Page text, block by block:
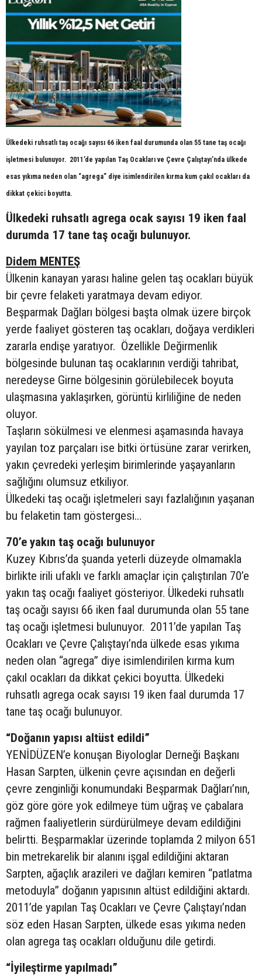
Ülkedeki ruhsatlı taş ocağı sayısı 66 iken faal durumunda olan 55 tane taş ocağı
işletmesi bulunuyor. 2011’de yapılan Taş Ocakları ve Çevre Çalıştayı’nda ülkede
esas yıkıma neden olan “agrega” diye isimlendirilen kırma kum çakıl ocakları da
dikkat çekici boyutta.
Ülkedeki ruhsatlı agrega ocak sayısı 19 iken faal
durumda 17 tane taş ocağı bulunuyor.
Didem MENTEŞ
Ülkenin kanayan yarası haline gelen taş ocakları büyük
bir çevre felaketi yaratmaya devam ediyor.
Beşparmak Dağları bölgesi başta olmak üzere birçok
yerde faaliyet gösteren taş ocakları, doğaya verdikleri
zararla endişe yaratıyor. Özellikle Değirmenlik
bölgesinde bulunan taş ocaklarının verdiği tahribat,
neredeyse Girne bölgesinin görülebilecek boyuta
ulaşmasına yaklaşırken, görüntü kirliliğine de neden
oluyor.
Taşların sökülmesi ve elenmesi aşamasında havaya
yayılan toz parçaları ise bitki örtüsüne zarar verirken,
yakın çevredeki yerleşim birimlerinde yaşayanların
sağlığını olumsuz etkiliyor.
Ülkedeki taş ocağı işletmeleri sayı fazlalığının yaşanan
bu felaketin tam göstergesi…
70’e yakın taş ocağı bulunuyor
Kuzey Kıbrıs’da şuanda yeterli düzeyde olmamakla
birlikte irili ufaklı ve farklı amaçlar için çalıştırılan 70’e
yakın taş ocağı faaliyet gösteriyor. Ülkedeki ruhsatlı
taş ocağı sayısı 66 iken faal durumunda olan 55 tane
taş ocağı işletmesi bulunuyor. 2011’de yapılan Taş
Ocakları ve Çevre Çalıştayı’nda ülkede esas yıkıma
neden olan “agrega” diye isimlendirilen kırma kum
çakıl ocakları da dikkat çekici boyutta. Ülkedeki
ruhsatlı agrega ocak sayısı 19 iken faal durumda 17
tane taş ocağı bulunuyor.
“Doğanın yapısı altüst edildi”
YENİDÜZEN’e konuşan Biyologlar Derneği Başkanı
Hasan Sarpten, ülkenin çevre açısından en değerli
çevre zenginliği konumundaki Beşparmak Dağları’nın,
göz göre göre yok edilmeye tüm uğraş ve çabalara
rağmen faaliyetlerin sürdürülmeye devam edildiğini
belirtti. Beşparmaklar üzerinde toplamda 2 milyon 651
bin metrekarelik bir alanını işgal edildiğini aktaran
Sarpten, ağaçlık arazileri ve dağları kemiren “patlatma
metoduyla” doğanın yapısının altüst edildiğini aktardı.
2011’de yapılan Taş Ocakları ve Çevre Çalıştayı’ndan
söz eden Hasan Sarpten, ülkede esas yıkıma neden
olan agrega taş ocakları olduğunu dile getirdi.
“İyileştirme yapılmadı”